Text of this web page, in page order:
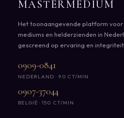
MASTERMEDIUM
Het toonaangevende platform
mediums en helderzienden in
gescreend op ervaring en
0909-0841
NEDERLAND · 90 CT/MIN
0907-37044
BELGIË · 150 CT/MIN